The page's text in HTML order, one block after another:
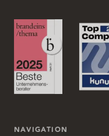
NAVIGATION